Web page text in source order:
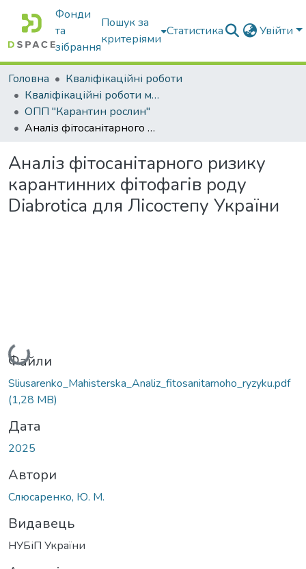
Фонди
та
зібрання
Пошук за
критеріями
Статистика Увійти
Головна
Кваліфікаційні роботи
Кваліфікаційні роботи магістрів
ОПП "Карантин рослин"
Аналіз фітосанітарного ризику карантинних фітофагів роду Diabrotica для Лісостепу України
Аналіз фітосанітарного ризику
карантинних фітофагів роду
Diabrotica для Лісостепу України
Вантажиться...
Файли
Sliusarenko_Mahisterska_Analiz_fitosanitarnoho_ryzyku.pdf
(1,28 MB)
Дата
2025
Автори
Слюсаренко, Ю. М.
Видавець
НУБіП України